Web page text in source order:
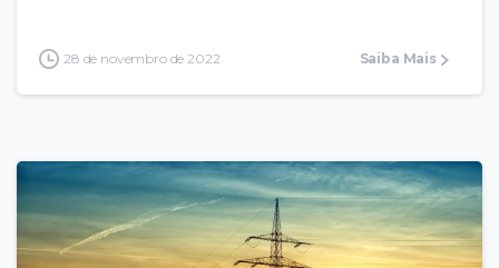
28 de novembro de 2022 Saiba Mais